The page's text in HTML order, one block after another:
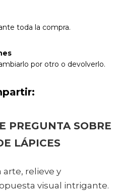
toda la compra.
por otro o devolverlo.
PREGUNTA SOBRE
LÁPICES
relieve y
visual intrigante.